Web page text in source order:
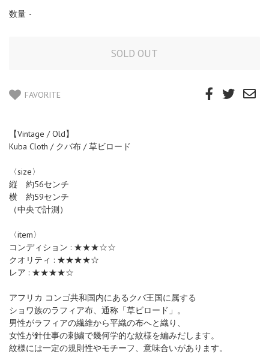
数量 -
FAVORITE
【Vintage / Old】
Kuba Cloth / クバ布 / 草ビロード
〈size〉
縦 約56センチ
横 約59センチ
（中央で計測）
〈item〉
コンディション : ★★★☆☆
クオリティ : ★★★★☆
レア : ★★★★☆
アフリカ コンゴ共和国内にあるクバ王国に属する
ショワ族のラフィア布、通称「草ビロード」。
男性がラフィアの繊維から平織の布へと織り、
女性が針仕事の刺繍で幾何学的な紋様を編みだします。
紋様には一定の規則性やモチーフ、意味合いがあります。